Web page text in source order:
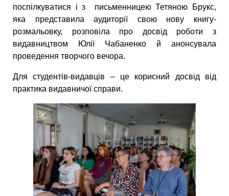
поспілкуватися і з письменницею Тетяною Брукс,
яка представила аудиторії свою нову книгу-
розмальовку, розповіла про досвід роботи з
видавництвом Юлії Чабаненко й анонсувала
проведення творчого вечора.
Для студентів-видавців – це корисний досвід від
практика видавничої справи.